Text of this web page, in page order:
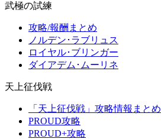
武極の試練
攻略/報酬まとめ
ノルデン･ラブリュス
ロイヤル･ブリンガー
ダイアデム･ムーリネ
天上征伐戦
「天上征伐戦」攻略情報まとめ
PROUD攻略
PROUD+攻略